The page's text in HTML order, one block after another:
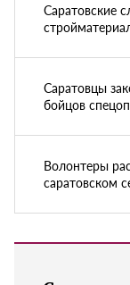
Саратовские
Саратовцы
бойцов
Волонтеры
саратовском